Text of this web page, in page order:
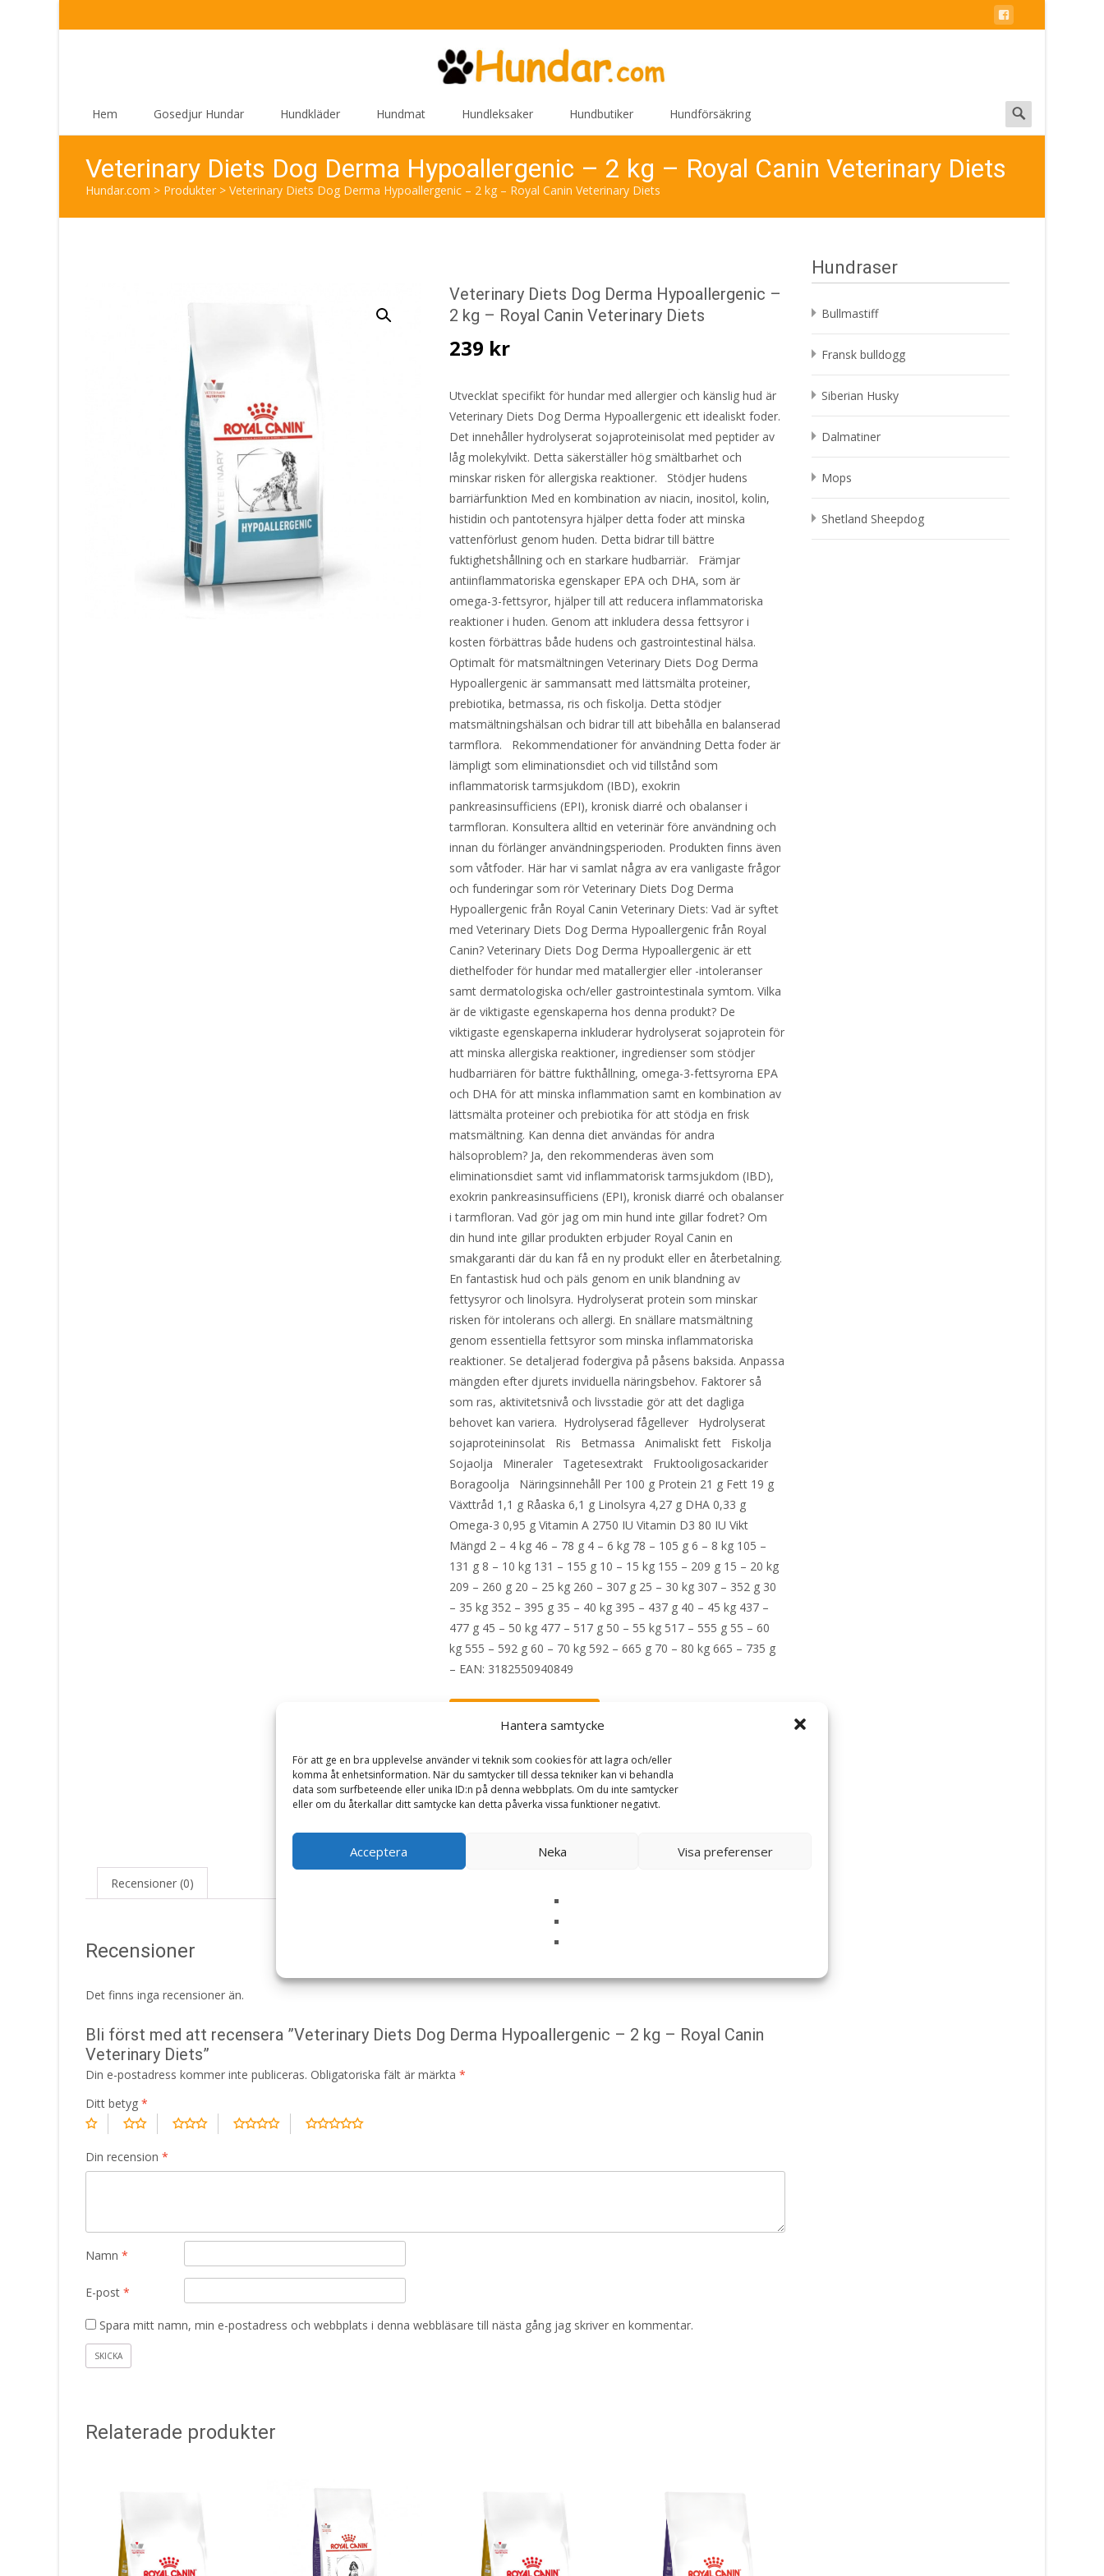
Hantera samtycke
För att ge en bra upplevelse använder vi teknik som cookies för att lagra och/eller
komma åt enhetsinformation. När du samtycker till dessa tekniker kan vi behandla
data som surfbeteende eller unika ID:n på denna webbplats. Om du inte samtycker
eller om du återkallar ditt samtycke kan detta påverka vissa funktioner negativt.
Acceptera Neka Visa preferenser
Hem Gosedjur Hundar Hundkläder Hundmat Hundleksaker Hundbutiker Hundförsäkring
Search
for:
Veterinary Diets Dog Derma Hypoallergenic – 2 kg – Royal Canin Veterinary Diets
Hundar.com > Produkter > Veterinary Diets Dog Derma Hypoallergenic – 2 kg – Royal Canin Veterinary Diets
Veterinary Diets Dog Derma Hypoallergenic –
2 kg – Royal Canin Veterinary Diets
239 kr
Utvecklat specifikt för hundar med allergier och känslig hud är
Veterinary Diets Dog Derma Hypoallergenic ett idealiskt foder.
Det innehåller hydrolyserat sojaproteinisolat med peptider av
låg molekylvikt. Detta säkerställer hög smältbarhet och
minskar risken för allergiska reaktioner. Stödjer hudens
barriärfunktion Med en kombination av niacin, inositol, kolin,
histidin och pantotensyra hjälper detta foder att minska
vattenförlust genom huden. Detta bidrar till bättre
fuktighetshållning och en starkare hudbarriär. Främjar
antiinflammatoriska egenskaper EPA och DHA, som är
omega-3-fettsyror, hjälper till att reducera inflammatoriska
reaktioner i huden. Genom att inkludera dessa fettsyror i
kosten förbättras både hudens och gastrointestinal hälsa.
Optimalt för matsmältningen Veterinary Diets Dog Derma
Hypoallergenic är sammansatt med lättsmälta proteiner,
prebiotika, betmassa, ris och fiskolja. Detta stödjer
matsmältningshälsan och bidrar till att bibehålla en balanserad
tarmflora. Rekommendationer för användning Detta foder är
lämpligt som eliminationsdiet och vid tillstånd som
inflammatorisk tarmsjukdom (IBD), exokrin
pankreasinsufficiens (EPI), kronisk diarré och obalanser i
tarmfloran. Konsultera alltid en veterinär före användning och
innan du förlänger användningsperioden. Produkten finns även
som våtfoder. Här har vi samlat några av era vanligaste frågor
och funderingar som rör Veterinary Diets Dog Derma
Hypoallergenic från Royal Canin Veterinary Diets: Vad är syftet
med Veterinary Diets Dog Derma Hypoallergenic från Royal
Canin? Veterinary Diets Dog Derma Hypoallergenic är ett
diethelfoder för hundar med matallergier eller -intoleranser
samt dermatologiska och/eller gastrointestinala symtom. Vilka
är de viktigaste egenskaperna hos denna produkt? De
viktigaste egenskaperna inkluderar hydrolyserat sojaprotein för
att minska allergiska reaktioner, ingredienser som stödjer
hudbarriären för bättre fukthållning, omega-3-fettsyrorna EPA
och DHA för att minska inflammation samt en kombination av
lättsmälta proteiner och prebiotika för att stödja en frisk
matsmältning. Kan denna diet användas för andra
hälsoproblem? Ja, den rekommenderas även som
eliminationsdiet samt vid inflammatorisk tarmsjukdom (IBD),
exokrin pankreasinsufficiens (EPI), kronisk diarré och obalanser
i tarmfloran. Vad gör jag om min hund inte gillar fodret? Om
din hund inte gillar produkten erbjuder Royal Canin en
smakgaranti där du kan få en ny produkt eller en återbetalning.
En fantastisk hud och päls genom en unik blandning av
fettysyror och linolsyra. Hydrolyserat protein som minskar
risken för intolerans och allergi. En snällare matsmältning
genom essentiella fettsyror som minska inflammatoriska
reaktioner. Se detaljerad fodergiva på påsens baksida. Anpassa
mängden efter djurets inviduella näringsbehov. Faktorer så
som ras, aktivitetsnivå och livsstadie gör att det dagliga
behovet kan variera. Hydrolyserad fågellever Hydrolyserat
sojaproteininsolat Ris Betmassa Animaliskt fett Fiskolja
Sojaolja Mineraler Tagetesextrakt Fruktooligosackarider
Boragoolja Näringsinnehåll Per 100 g Protein 21 g Fett 19 g
Växttråd 1,1 g Råaska 6,1 g Linolsyra 4,27 g DHA 0,33 g
Omega-3 0,95 g Vitamin A 2750 IU Vitamin D3 80 IU Vikt
Mängd 2 – 4 kg 46 – 78 g 4 – 6 kg 78 – 105 g 6 – 8 kg 105 –
131 g 8 – 10 kg 131 – 155 g 10 – 15 kg 155 – 209 g 15 – 20 kg
209 – 260 g 20 – 25 kg 260 – 307 g 25 – 30 kg 307 – 352 g 30
– 35 kg 352 – 395 g 35 – 40 kg 395 – 437 g 40 – 45 kg 437 –
477 g 45 – 50 kg 477 – 517 g 50 – 55 kg 517 – 555 g 55 – 60
kg 555 – 592 g 60 – 70 kg 592 – 665 g 70 – 80 kg 665 – 735 g
– EAN: 3182550940849
LÄS MERA & KÖP
Artikelnr:2046 Kategorier:Allergi,Djurtyp
Hundmat, Veterinärfoder Etikett:Royal Canin Veterinary
Recensioner (0)
Recensioner
Det finns inga recensioner än.
Bli först med att recensera ”Veterinary Diets Dog Derma Hypoallergenic – 2 kg – Royal Canin
Veterinary Diets”
Din e-postadress kommer inte publiceras. Obligatoriska fält är märkta *
Ditt betyg *
Din recension *
Namn *
E-post *
Spara mitt namn, min e-postadress och webbplats i denna webbläsare till nästa gång jag skriver en kommentar.
Relaterade produkter
Hundraser
Bullmastiff
Fransk bulldogg
Siberian Husky
Dalmatiner
Mops
Shetland Sheepdog